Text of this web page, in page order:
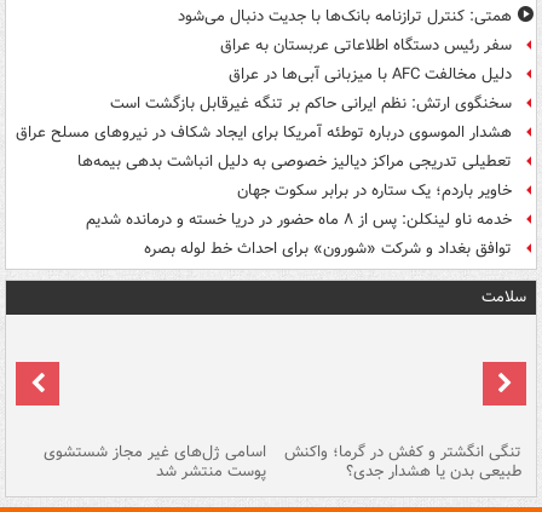
همتی: کنترل ترازنامه بانک‌ها با جدیت دنبال می‌شود
سفر رئیس دستگاه اطلاعاتی عربستان به عراق
دلیل مخالفت AFC با میزبانی آبی‌ها در عراق
سخنگوی ارتش: نظم ایرانی حاکم بر تنگه غیرقابل بازگشت است
هشدار الموسوی درباره توطئه آمریکا برای ایجاد شکاف در نیروهای مسلح عراق
تعطیلی تدریجی مراکز دیالیز خصوصی به دلیل انباشت بدهی بیمه‌ها
خاویر باردم؛ یک ستاره در برابر سکوت جهان
خدمه ناو لینکلن: پس از ۸ ماه حضور در دریا خسته و درمانده‌ شدیم
توافق بغداد و شرکت «شورون» برای احداث خط لوله بصره
سلامت
تنگی انگشتر و کفش در گرما؛ واکنش
طبیعی بدن یا هشدار جدی؟
اسامی ژل‌های غیر مجاز شستشوی
پوست منتشر شد